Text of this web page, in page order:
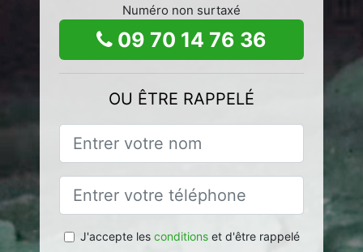
Numéro non surtaxé
09 70 14 76 36
OU ÊTRE RAPPELÉ
J'accepte les conditionset d'être rappelé